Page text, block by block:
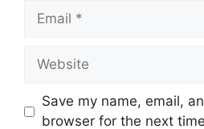
Email
Website
Save my name, email,
browser for the next